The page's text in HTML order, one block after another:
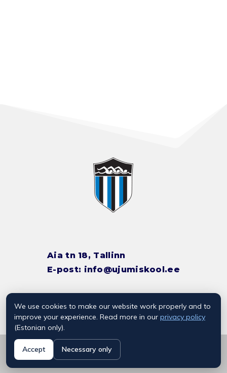
Aia tn 18, Tallinn
E-post: info@ujumiskool.ee
TREENERITE KONTAKTID
© 2026 Kalevi Ujumiskool
Privaatsuspoliitika
We use cookies to make our website work properly and to
improve your experience. Read more in our privacy policy
(Estonian only).
Accept Necessary only